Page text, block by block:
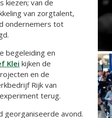
kiezen; van de
van zorgtalent,
ondernemers tot
begeleiding en
Klei kijken de
en de
Rijk van
terug.
georganiseerde avond.